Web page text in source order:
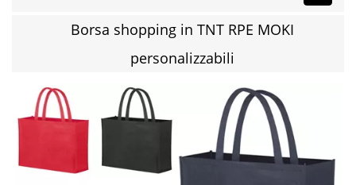
Borsa shopping in TNT RPE MOKI
personalizzabili